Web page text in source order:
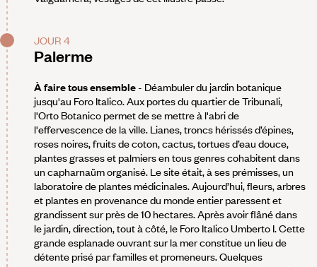
JOUR 4
Palerme
À faire tous ensemble- Déambuler du jardin botanique
jusqu'au Foro Italico. Aux portes du quartier de Tribunali,
l'Orto Botanico permet de se mettre à l'abri de
l'effervescence de la ville. Lianes, troncs hérissés d’épines,
roses noires, fruits de coton, cactus, tortues d’eau douce,
plantes grasses et palmiers en tous genres cohabitent dans
un capharnaüm organisé. Le site était, à ses prémisses, un
laboratoire de plantes médicinales. Aujourd’hui, fleurs, arbres
et plantes en provenance du monde entier paressent et
grandissent sur près de 10 hectares. Après avoir flâné dans
le jardin, direction, tout à côté, le Foro Italico Umberto I. Cette
grande esplanade ouvrant sur la mer constitue un lieu de
détente prisé par familles et promeneurs. Quelques